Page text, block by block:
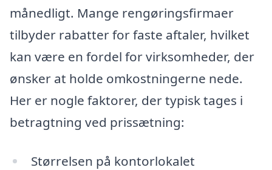
månedligt. Mange rengøringsfirmaer
tilbyder rabatter for faste aftaler, hvilket
kan være en fordel for virksomheder, der
ønsker at holde omkostningerne nede.
Her er nogle faktorer, der typisk tages i
betragtning ved prissætning:
Størrelsen på kontorlokalet